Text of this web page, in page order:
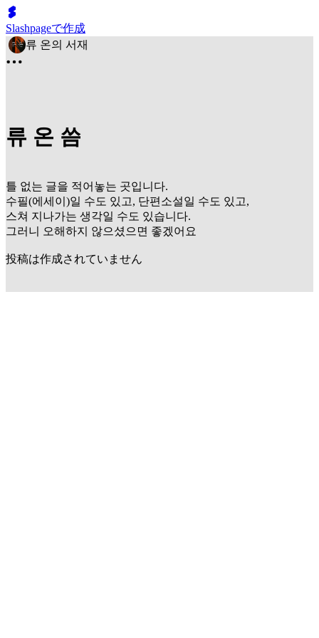
Slashpageで作成
류 온의 서재
류 온 씀
틀 없는 글을 적어놓는 곳입니다.
수필(에세이)일 수도 있고, 단편소설일 수도 있고,
스쳐 지나가는 생각일 수도 있습니다.
그러니 오해하지 않으셨으면 좋겠어요
投稿は作成されていません